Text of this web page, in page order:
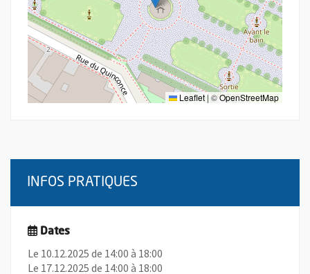
Leaflet | ©OpenStreetMap
INFOS PRATIQUES
Dates
Le 10.12.2025 de 14:00 à 18:00
Le 17.12.2025 de 14:00 à 18:00